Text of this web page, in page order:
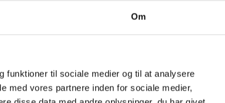
Om
funktioner til sociale medier og til at analysere
med vores partnere inden for sociale medier,
tiltag for at håndtere situationen.
eller andre naturlige afskrækningsmidler sammen
risikoen for mølangreb.